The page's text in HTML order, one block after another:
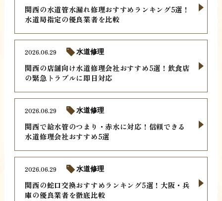
関西の水道管水漏れ修理おすすめランキング5選！
水道局指定の優良業者を比較
関西の店舗向け水道修理会社おすすめ5選！飲食店
の緊急トラブルに即日対応
2026.06.29 水道修理
関西で給水管のつまり・赤水に対応！信頼できる
水道修理会社おすすめ5選
2026.06.29 水道修理
関西の蛇口交換おすすめランキング5選！大阪・兵
庫の優良業者を徹底比較
2026.06.29 水道修理